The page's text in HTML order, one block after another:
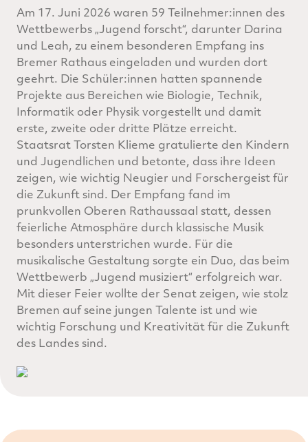
Am 17. Juni 2026 waren 59 Teilnehmer:innen des
Wettbewerbs „Jugend forscht“, darunter Darina
und Leah, zu einem besonderen Empfang ins
Bremer Rathaus eingeladen und wurden dort
geehrt. Die Schüler:innen hatten spannende
Projekte aus Bereichen wie Biologie, Technik,
Informatik oder Physik vorgestellt und damit
erste, zweite oder dritte Plätze erreicht.
Staatsrat Torsten Klieme gratulierte den Kindern
und Jugendlichen und betonte, dass ihre Ideen
zeigen, wie wichtig Neugier und Forschergeist für
die Zukunft sind. Der Empfang fand im
prunkvollen Oberen Rathaussaal statt, dessen
feierliche Atmosphäre durch klassische Musik
besonders unterstrichen wurde. Für die
musikalische Gestaltung sorgte ein Duo, das beim
Wettbewerb „Jugend musiziert“ erfolgreich war.
Mit dieser Feier wollte der Senat zeigen, wie stolz
Bremen auf seine jungen Talente ist und wie
wichtig Forschung und Kreativität für die Zukunft
des Landes sind.